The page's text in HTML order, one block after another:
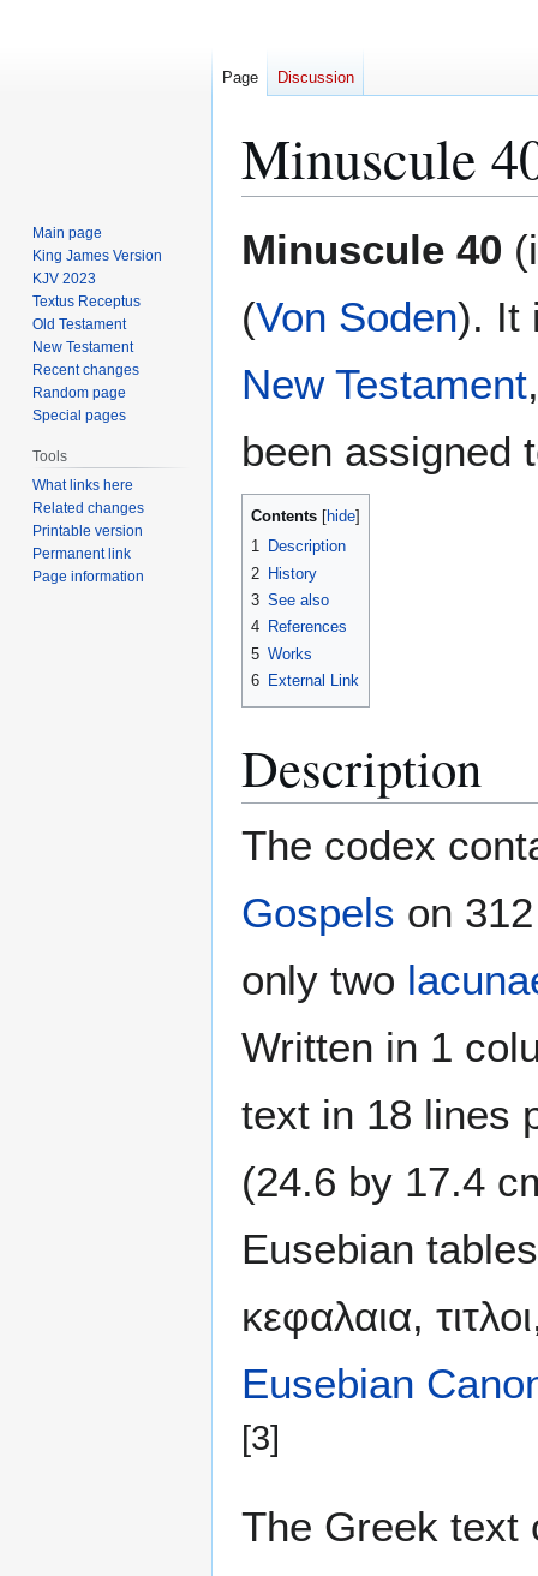
Minuscule
toto
Minuscule 40
(Von Soden). It
New Testament
been assigned
Contents
1 Description
2 History
3 See also
4 References
5 Works
6 External Link
Description
The codex
Gospels on
only two
Written in 1
text in 18 lines
(24.6 by 17.4
Eusebian
κεφαλαια,
Eusebian
[3]
The Greek text
Page Discussion
Main page
King James Version
KJV 2023
Textus Receptus
Old Testament
New Testament
Recent changes
Random page
Special pages
Tools
What links here
Related changes
Printable version
Permanent link
Page information